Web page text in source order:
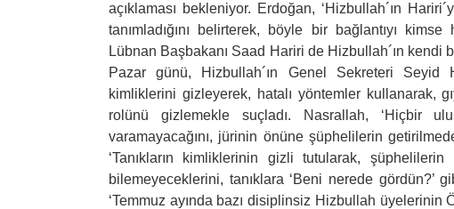
açıklaması bekleniyor. Erdoğan, ‘Hizbullah´ın
tanımladığını belirterek, böyle bir bağlantıyı
Lübnan Başbakanı Saad Hariri de Hizbullah´ın kendi
Pazar günü, Hizbullah´ın Genel Sekreteri Seyid
kimliklerini gizleyerek, hatalı yöntemler kullanarak,
rolünü gizlemekle suçladı. Nasrallah, ‘Hiçbir
varamayacağını, jürinin önüne şüphelilerin
‘Tanıkların kimliklerinin gizli tutularak,
bilemeyeceklerini, tanıklara ‘Beni nerede gördün?’
‘Temmuz ayında bazı disiplinsiz Hizbullah üyelerinin